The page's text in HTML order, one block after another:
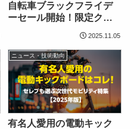
自転車ブラックフライデ
ーセール開始！限定クー
ャンスを見逃すな！
2025.11.05
ニュース・技術動向
有名人愛用の電動キック